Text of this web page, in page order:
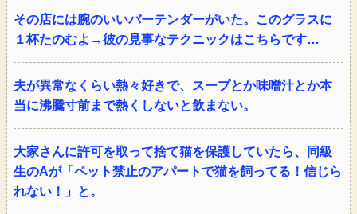
その店には腕のいいバーテンダーがいた。このグラスに
１杯たのむよ→彼の見事なテクニックはこちらです…
夫が異常なくらい熱々好きで、スープとか味噌汁とか本
当に沸騰寸前まで熱くしないと飲まない。
大家さんに許可を取って捨て猫を保護していたら、同級
生のAが「ペット禁止のアパートで猫を飼ってる！信じら
れない！」と。